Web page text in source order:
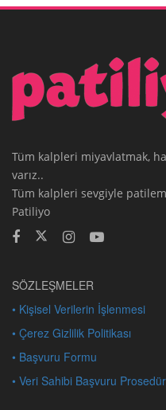
Tüm kalpleri miyavlatmak,
varız..
Tüm kalpleri sevgiyle
Patiliyo
SÖZLEŞMELER
• Kişisel Verilerin İşlenmesi
• Çerez Gizlilik Politikası
• Başvuru Formu
• Veri Sahibi Başvuru